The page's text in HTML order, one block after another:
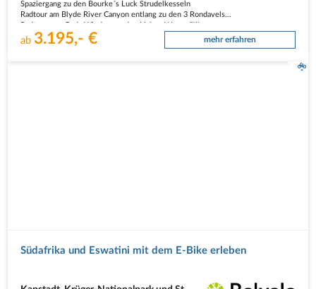
Spaziergang zu den Bourke´s Luck Strudelkesseln
Radtour am Blyde River Canyon entlang zu den 3 Rondavels
Mit offenem Geländewagen auf Big 5 Safari im Krüger Nationalpark
Fuss-Safari mit…
ab 3.195,- € mehr erfahren
Südafrika und Eswatini mit dem E-Bike erleben